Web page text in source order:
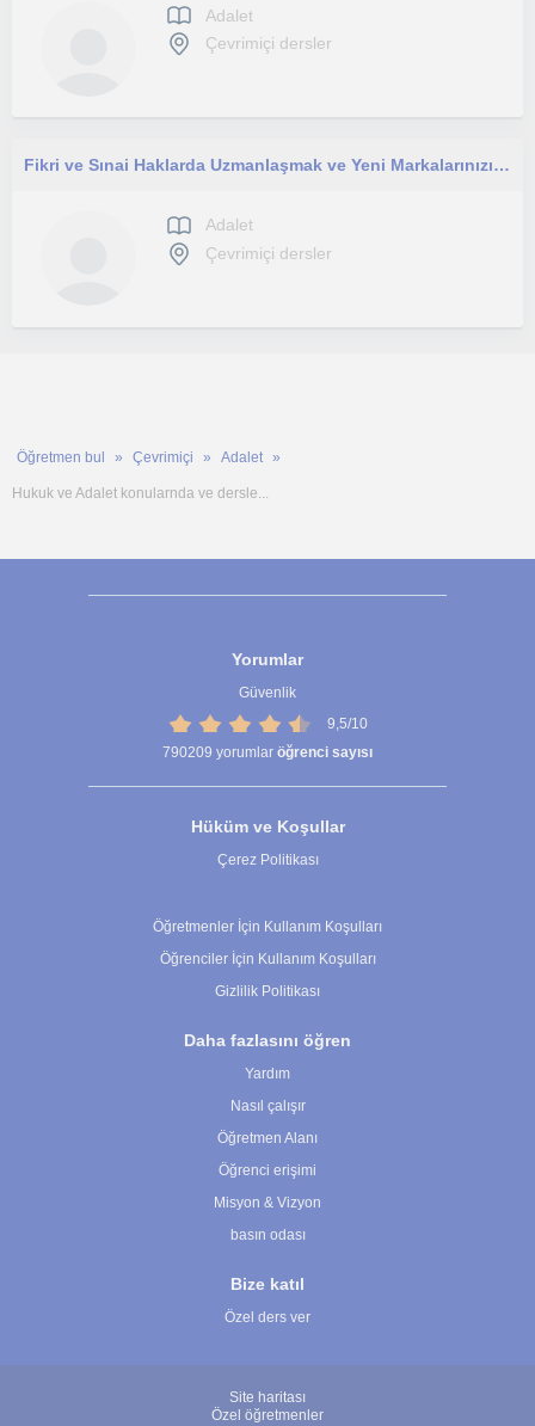
Adalet
Çevrimiçi dersler
Fikri ve Sınai Haklarda Uzmanlaşmak ve Yeni Markalarınızı,Patentinizi Koruma Altına Almayı İster Misiniz?
Adalet
Çevrimiçi dersler
Öğretmen bul Çevrimiçi Adalet
Hukuk ve Adalet konularnda ve dersle...
Yorumlar
Güvenlik
9,5/10
790209 yorumlar öğrenci sayısı
Hüküm ve Koşullar
Çerez Politikası
Öğretmenler İçin Kullanım Koşulları
Öğrenciler İçin Kullanım Koşulları
Gizlilik Politikası
Daha fazlasını öğren
Yardım
Nasıl çalışır
Öğretmen Alanı
Öğrenci erişimi
Misyon & Vizyon
basın odası
Bize katıl
Özel ders ver
Site haritası
Özel öğretmenler